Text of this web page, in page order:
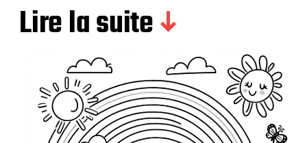
Lire la suite